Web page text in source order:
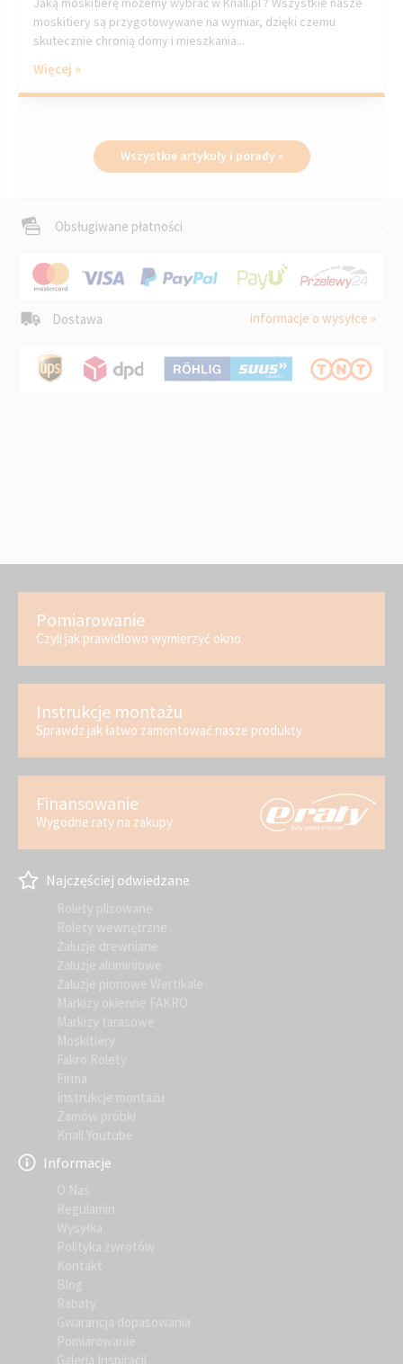
moskitiery są przygotowywane na wymiar, dzięki czemu
skutecznie chronią domy i mieszkania...
Więcej »
Wszystkie artykuły i porady »
Obsługiwane płatności
Dostawa informacje o wysyłce »
Pomiarowanie
Czyli jak prawidłowo wymierzyć okno
Instrukcje montażu
Sprawdz jak łatwo zamontować nasze produkty
Finansowanie
Wygodne raty na zakupy
Najczęściej odwiedzane
Rolety plisowane
Rolety wewnętrzne
Żaluzje drewniane
Żaluzje aluminiowe
Żaluzje pionowe Wertikale
Markizy okienne FAKRO
Markizy tarasowe
Moskitiery
Fakro Rolety
Firma
Instrukcje montażu
Zamów próbki
Knall Youtube
Informacje
O Nas
Regulamin
Wysyłka
Polityka zwrotów
Kontakt
Blog
Rabaty
Gwarancja dopasowania
Pomiarowanie
Galeria Inspiracji